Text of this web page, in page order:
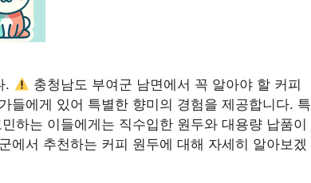
.
충청남도 부여군 남면에서 꼭 알아야 할 커피
들에게 있어 특별한 향미의 경험을 제공합니다. 특
하는 이들에게는 직수입한 원두와 대용량 납품이
에서 추천하는 커피 원두에 대해 자세히 알아보겠